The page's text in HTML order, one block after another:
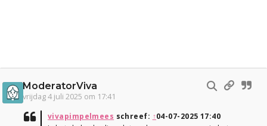
ModeratorViva
vrijdag 4 juli 2025 om 17:41
vivapimpelmees schreef: ↑04-07-2025 17:40